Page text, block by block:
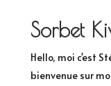
Sorbet
Hello, moi c'est
bienvenue sur